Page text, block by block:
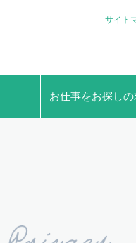
サイト
お仕事をお探し